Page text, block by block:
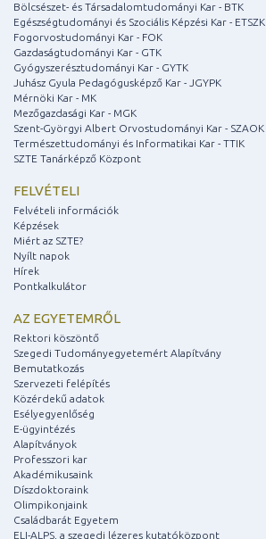
Bölcsészet- és Társadalomtudományi Kar - BTK
Egészségtudományi és Szociális Képzési Kar - ETSZK
Fogorvostudományi Kar - FOK
Gazdaságtudományi Kar - GTK
Gyógyszerésztudományi Kar - GYTK
Juhász Gyula Pedagógusképző Kar - JGYPK
Mérnöki Kar - MK
Mezőgazdasági Kar - MGK
Szent-Györgyi Albert Orvostudományi Kar - SZAOK
Természettudományi és Informatikai Kar - TTIK
SZTE Tanárképző Központ
FELVÉTELI
Felvételi információk
Képzések
Miért az SZTE?
Nyílt napok
Hírek
Pontkalkulátor
AZ EGYETEMRŐL
Rektori köszöntő
Szegedi Tudományegyetemért Alapítvány
Bemutatkozás
Szervezeti felépítés
Közérdekű adatok
Esélyegyenlőség
E-ügyintézés
Alapítványok
Professzori kar
Akadémikusaink
Díszdoktoraink
Olimpikonjaink
Családbarát Egyetem
ELI-ALPS, a szegedi lézeres kutatóközpont